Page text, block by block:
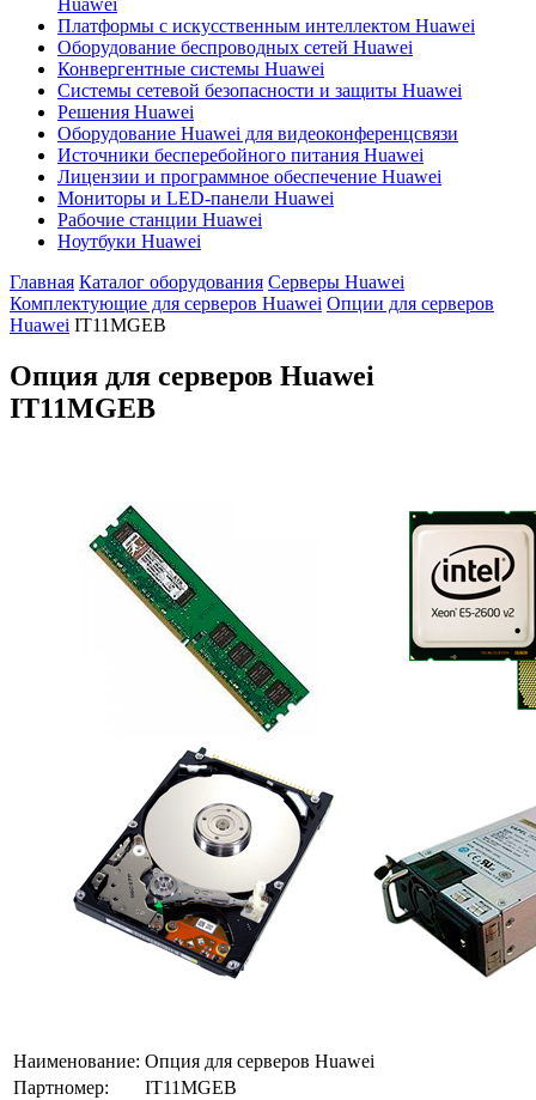
Huawei
Платформы с искусственным интеллектом Huawei
Оборудование беспроводных сетей Huawei
Конвергентные системы Huawei
Системы сетевой безопасности и защиты Huawei
Решения Huawei
Оборудование Huawei для видеоконференцсвязи
Источники бесперебойного питания Huawei
Лицензии и программное обеспечение Huawei
Мониторы и LED-панели Huawei
Рабочие станции Huawei
Ноутбуки Huawei
Главная Каталог оборудования Серверы Huawei
Комплектующие для серверов Huawei Опции для серверов
Huawei IT11MGEB
Опция для серверов Huawei
IT11MGEB
Наименование: Опция для серверов Huawei
Партномер:
IT11MGEB